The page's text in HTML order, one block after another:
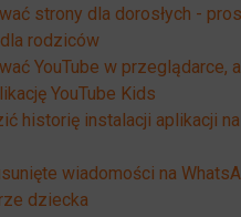
strony dla dorosłych -
rodziców
YouTube w przeglądarce, a
YouTube Kids
historię instalacji aplikacji na
wiadomości na
dziecka